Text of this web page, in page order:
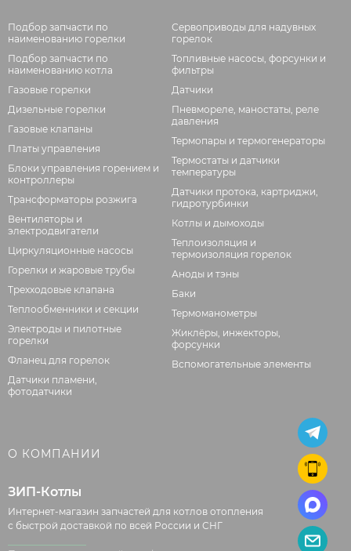
Подбор запчасти по
наименованию горелки
Подбор запчасти по
наименованию котла
Газовые горелки
Дизельные горелки
Газовые клапаны
Платы управления
Блоки управления горением и
контроллеры
Трансформаторы розжига
Вентиляторы и
электродвигатели
Циркуляционные насосы
Горелки и жаровые трубы
Трехходовые клапана
Теплообменники и секции
Электроды и пилотные
горелки
Фланец для горелок
Датчики пламени,
фотодатчики
Сервоприводы для надувных
горелок
Топливные насосы, форсунки и
фильтры
Датчики
Пневмореле, маностаты, реле
давления
Термопары и термогенераторы
Термостаты и датчики
температуры
Датчики протока, картриджи,
гидротурбинки
Котлы и дымоходы
Теплоизоляция и
термоизоляция горелок
Аноды и тэны
Баки
Термоманометры
Жиклёры, инжекторы,
форсунки
Вспомогательные элементы
О КОМПАНИИ
ЗИП-Котлы
Интернет-магазин запчастей для котлов отопления
с быстрой доставкой по всей России и СНГ